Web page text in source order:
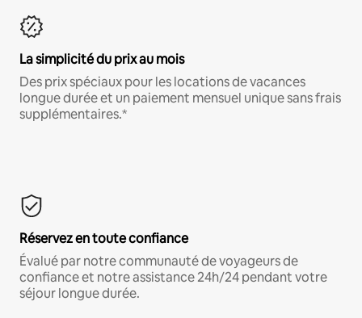
La simplicité du prix au mois
Des prix spéciaux pour les locations de vacances
longue durée et un paiement mensuel unique sans frais
supplémentaires.*
Réservez en toute confiance
Évalué par notre communauté de voyageurs de
confiance et notre assistance 24h/24 pendant votre
séjour longue durée.